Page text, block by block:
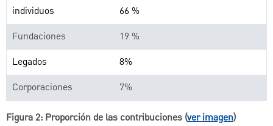
individuos
66 %
Fundaciones
19 %
Legados
8%
Corporaciones
7%
Figura 2: Proporción de las contribuciones (ver imagen)